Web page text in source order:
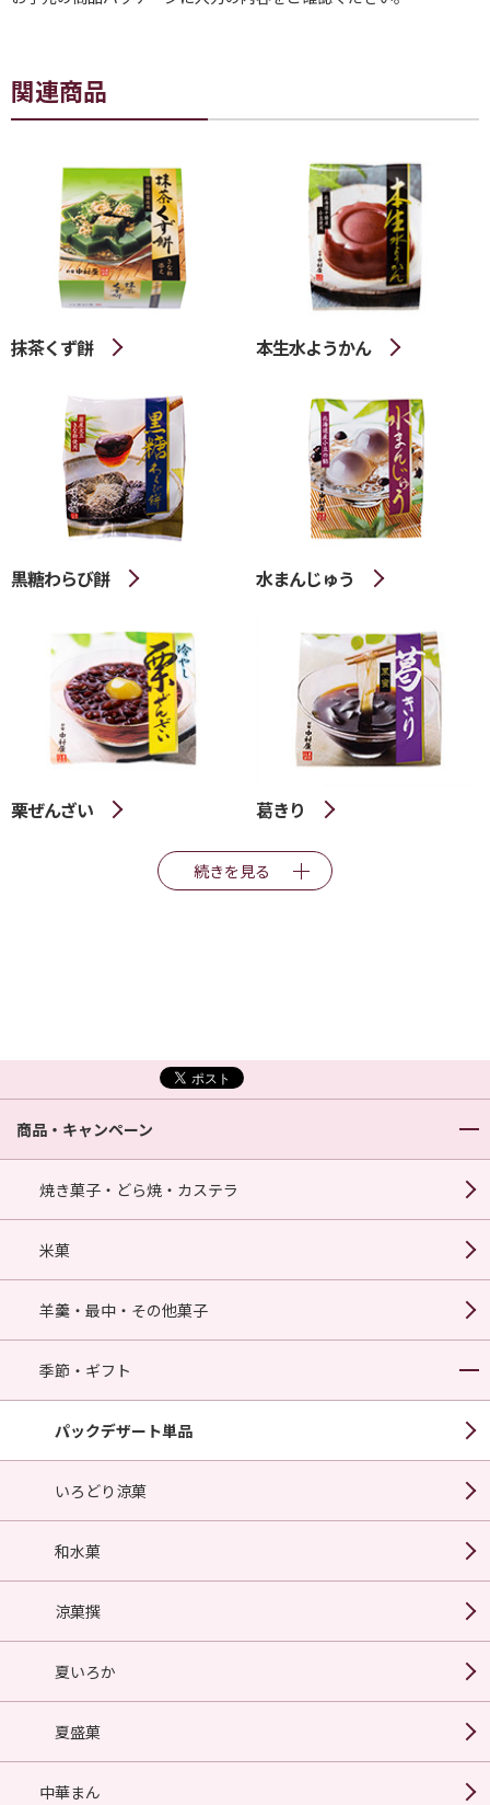
関連商品
抹茶くず餅 本生水ようかん
黒糖わらび餅 水まんじゅう
栗ぜんざい 葛きり
続きを見る
商品・キャンペーン
焼き菓子・どら焼・カステラ
米菓
羊羹・最中・その他菓子
季節・ギフト
パックデザート単品
いろどり涼菓
和水菓
涼菓撰
夏いろか
夏盛菓
中華まん